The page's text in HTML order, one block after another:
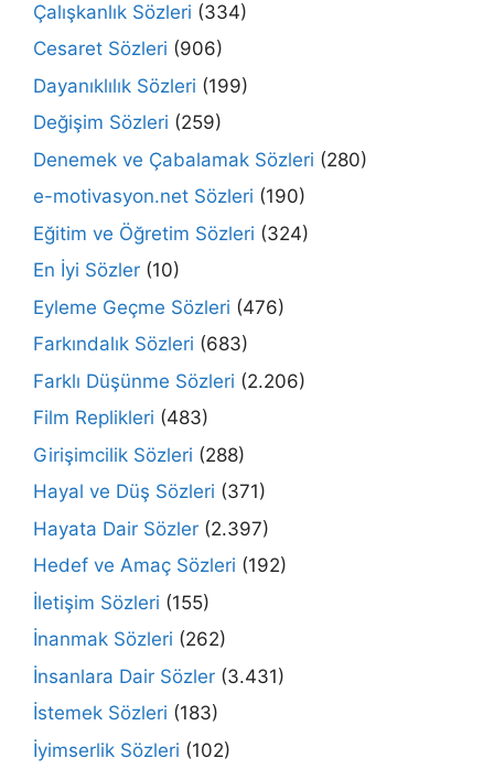
Çalışkanlık Sözleri (334)
Cesaret Sözleri (906)
Dayanıklılık Sözleri (199)
Değişim Sözleri (259)
Denemek ve Çabalamak Sözleri (280)
e-motivasyon.net Sözleri (190)
Eğitim ve Öğretim Sözleri (324)
En İyi Sözler (10)
Eyleme Geçme Sözleri (476)
Farkındalık Sözleri (683)
Farklı Düşünme Sözleri (2.206)
Film Replikleri (483)
Girişimcilik Sözleri (288)
Hayal ve Düş Sözleri (371)
Hayata Dair Sözler (2.397)
Hedef ve Amaç Sözleri (192)
İletişim Sözleri (155)
İnanmak Sözleri (262)
İnsanlara Dair Sözler (3.431)
İstemek Sözleri (183)
İyimserlik Sözleri (102)